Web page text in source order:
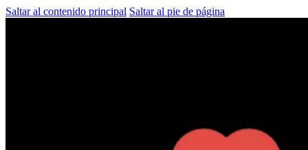
Saltar al contenido principal Saltar al pie de página